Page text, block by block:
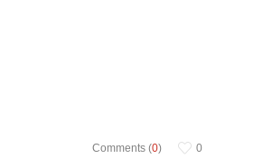
Comments (0) 0